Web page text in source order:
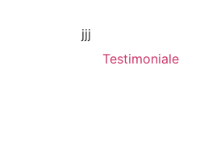
jjj
Testimoniale